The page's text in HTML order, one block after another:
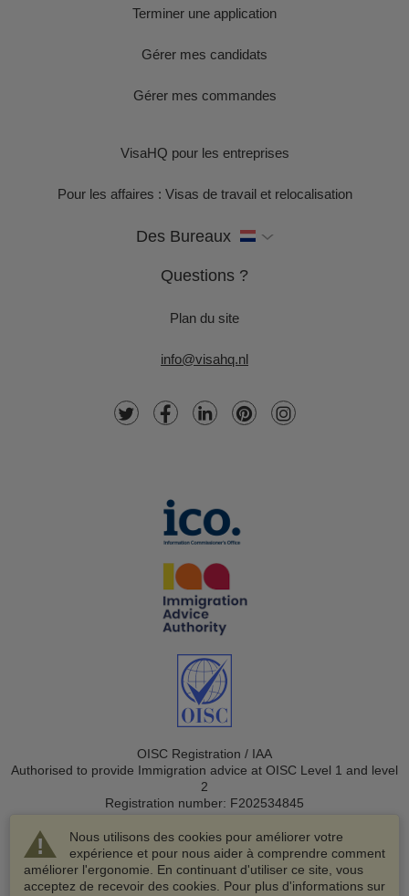
Nous utilisons des cookies pour améliorer votre
expérience et pour nous aider à comprendre comment
améliorer l'ergonomie. En continuant d'utiliser ce site, vous
acceptez de recevoir des cookies. Pour plus d'informations sur
Terminer une application
Gérer mes candidats
Gérer mes commandes
VisaHQ pour les entreprises
Pour les affaires : Visas de travail et relocalisation
Des Bureaux
Questions ?
Plan du site
info@visahq.nl
OISC Registration / IAA
Authorised to provide Immigration advice at OISC Level 1 and level
2
Registration number: F202534845